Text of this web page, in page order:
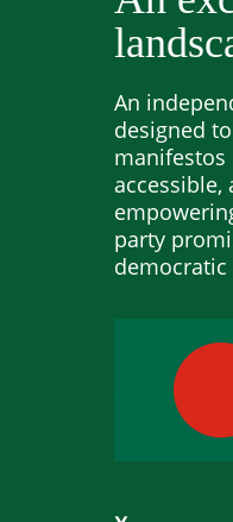
An
designed
manifestos
accessible,
party
democratic